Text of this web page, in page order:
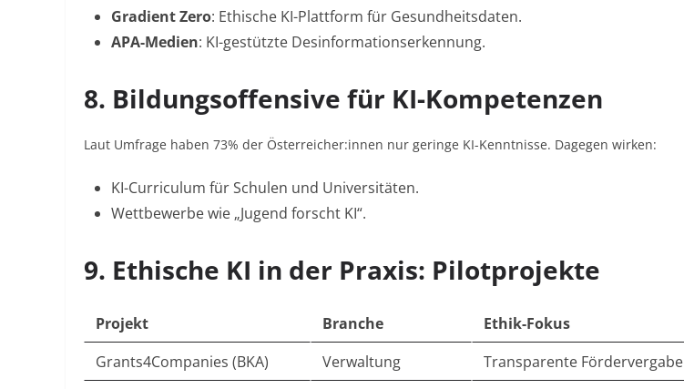
Gradient Zero: Ethische KI-Plattform für Gesundheitsdaten.
APA-Medien: KI-gestützte Desinformationserkennung.
8. Bildungsoffensive für KI-Kompetenzen
Laut Umfrage haben 73% der Österreicher:innen nur geringe KI-Kenntnisse. Dagegen wirken:
KI-Curriculum für Schulen und Universitäten.
Wettbewerbewie „Jugend forscht KI“.
9. Ethische KI in der Praxis: Pilotprojekte
Projekt Branche
Ethik-Fokus
Grants4Companies (BKA)
Verwaltung Transparente Fördervergabe